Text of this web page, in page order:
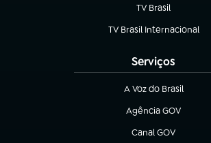
TV Brasil
(abre em nova aba)
TV Brasil Internacional
(abre em nova aba)
Serviços
A Voz do Brasil
(abre em nova aba)
Agência GOV
(abre em nova aba)
Canal GOV
(abre em nova aba)